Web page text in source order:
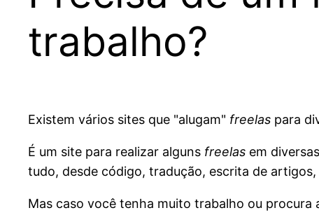
trabalho?
Existem vários sites que "alugam" freelas para
É um site para realizar alguns freelas em
tudo, desde código, tradução, escrita de
Mas caso você tenha muito trabalho ou procura